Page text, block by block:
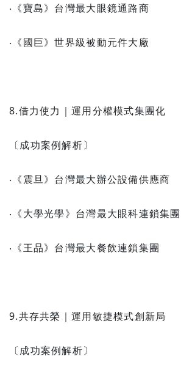
‧《寶島》台灣最大眼鏡通路商
‧《國巨》世界級被動元件大廠
8.借力使力｜運用分權模式集團化
〔成功案例解析〕
‧《震旦》台灣最大辦公設備供應商
‧《大學光學》台灣最大眼科連鎖集團
‧《王品》台灣最大餐飲連鎖集團
9.共存共榮｜運用敏捷模式創新局
〔成功案例解析〕